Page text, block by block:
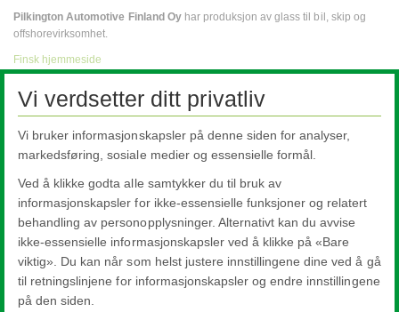
Pilkington Automotive Finland Oyhar produksjon av glass til bil, skip og
offshorevirksomhet.
Finsk hjemmeside
Global
NSG Group Norden
Pilkington Norge AS
Hva er glass?
Åpenhetsloven
Vi verdsetter ditt privatliv
Vi bruker informasjonskapsler på denne siden for analyser,
markedsføring, sosiale medier og essensielle formål.
Ved å klikke godta alle samtykker du til bruk av
informasjonskapsler for ikke-essensielle funksjoner og relatert
behandling av personopplysninger. Alternativt kan du avvise
ikke-essensielle informasjonskapsler ved å klikke på «Bare
viktig». Du kan når som helst justere innstillingene dine ved å gå
til retningslinjene for informasjonskapsler og endre innstillingene
på den siden.